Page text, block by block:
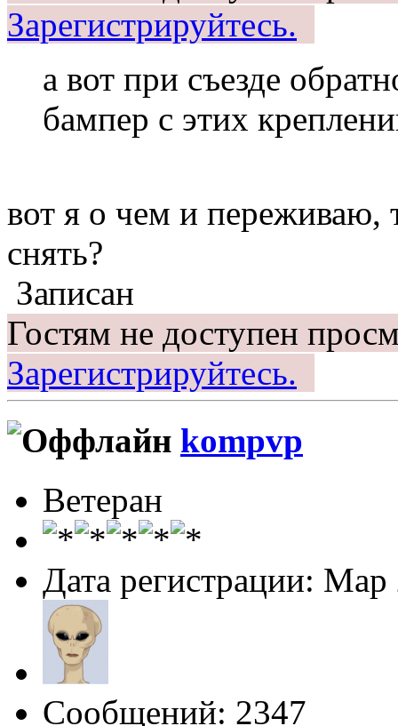
Зарегистрируйтесь.
а вот при съезде
бампер с этих
вот я о чем и переживаю,
снять?
Записан
Гостям не доступен
Зарегистрируйтесь.
kompvp
Ветеран
Дата регистрации: Мар
Сообщений: 2347